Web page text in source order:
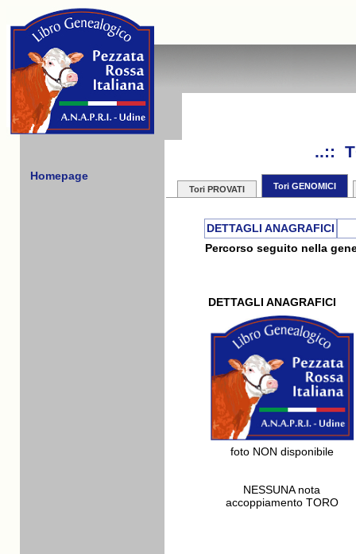
Homepage
..::
Tori PROVATI Tori GENOMICI
DETTAGLI ANAGRAFICI
Percorso seguito nella
DETTAGLI ANAGRAFICI
foto NON disponibile
NESSUNA nota
accoppiamento TORO